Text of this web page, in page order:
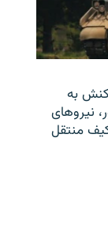
به
نیروهای
منتقل